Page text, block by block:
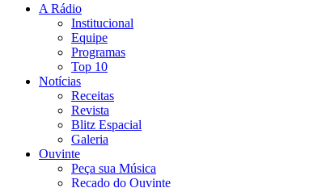
A Rádio
Institucional
Equipe
Programas
Top 10
Notícias
Receitas
Revista
Blitz Espacial
Galeria
Ouvinte
Peça sua Música
Recado do Ouvinte